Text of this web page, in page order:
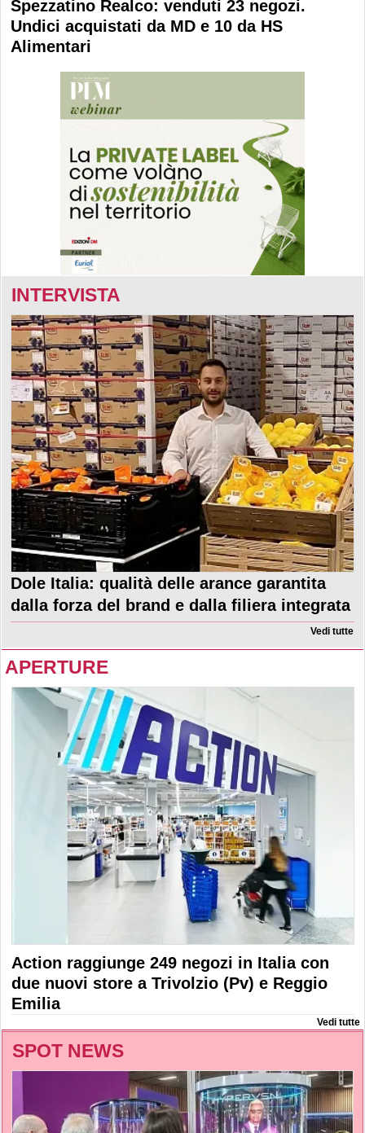
Spezzatino Realco: venduti 23 negozi.
Undici acquistati da MD e 10 da HS
Alimentari
INTERVISTA
Dole Italia: qualità delle arance garantita
dalla forza del brand e dalla filiera integrata
Vedi tutte
APERTURE
Action raggiunge 249 negozi in Italia con
due nuovi store a Trivolzio (Pv) e Reggio
Emilia
Vedi tutte
SPOT NEWS